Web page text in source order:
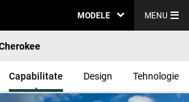
MODELE MENU
Capabilitate Design Tehnologie